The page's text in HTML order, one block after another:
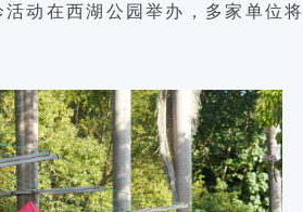
动在西湖公园举办，多家单位将